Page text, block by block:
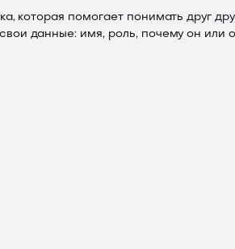
которая помогает понимать друг
данные: имя, роль, почему он или